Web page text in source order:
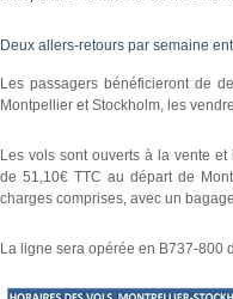
Deux allers-retours par semaine
Les passagers bénéficieront de
Montpellier et Stockholm, les
Les vols sont ouverts à la vente
de 51,10€ TTC au départ de
charges comprises, avec un
La ligne sera opérée en B737-800